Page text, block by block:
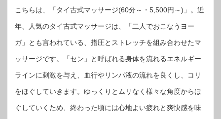
こちらは、「タイ古式マッサージ(60分～・5,500円～)」。近
年、人気のタイ古式マッサージは、「二人でおこなうヨー
ガ」とも言われている、指圧とストレッチを組み合わせたマ
ッサージです。「セン」と呼ばれる身体を流れるエネルギー
ラインに刺激を与え、血行やリンパ液の流れを良くし、コリ
をほぐしていきます。ゆっくりとムリなく様々な角度からほ
ぐしていくため、終わった頃には心地よい疲れと爽快感を味